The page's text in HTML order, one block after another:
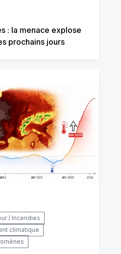
: la menace explose
prochains jours
/ Incendies
climatique